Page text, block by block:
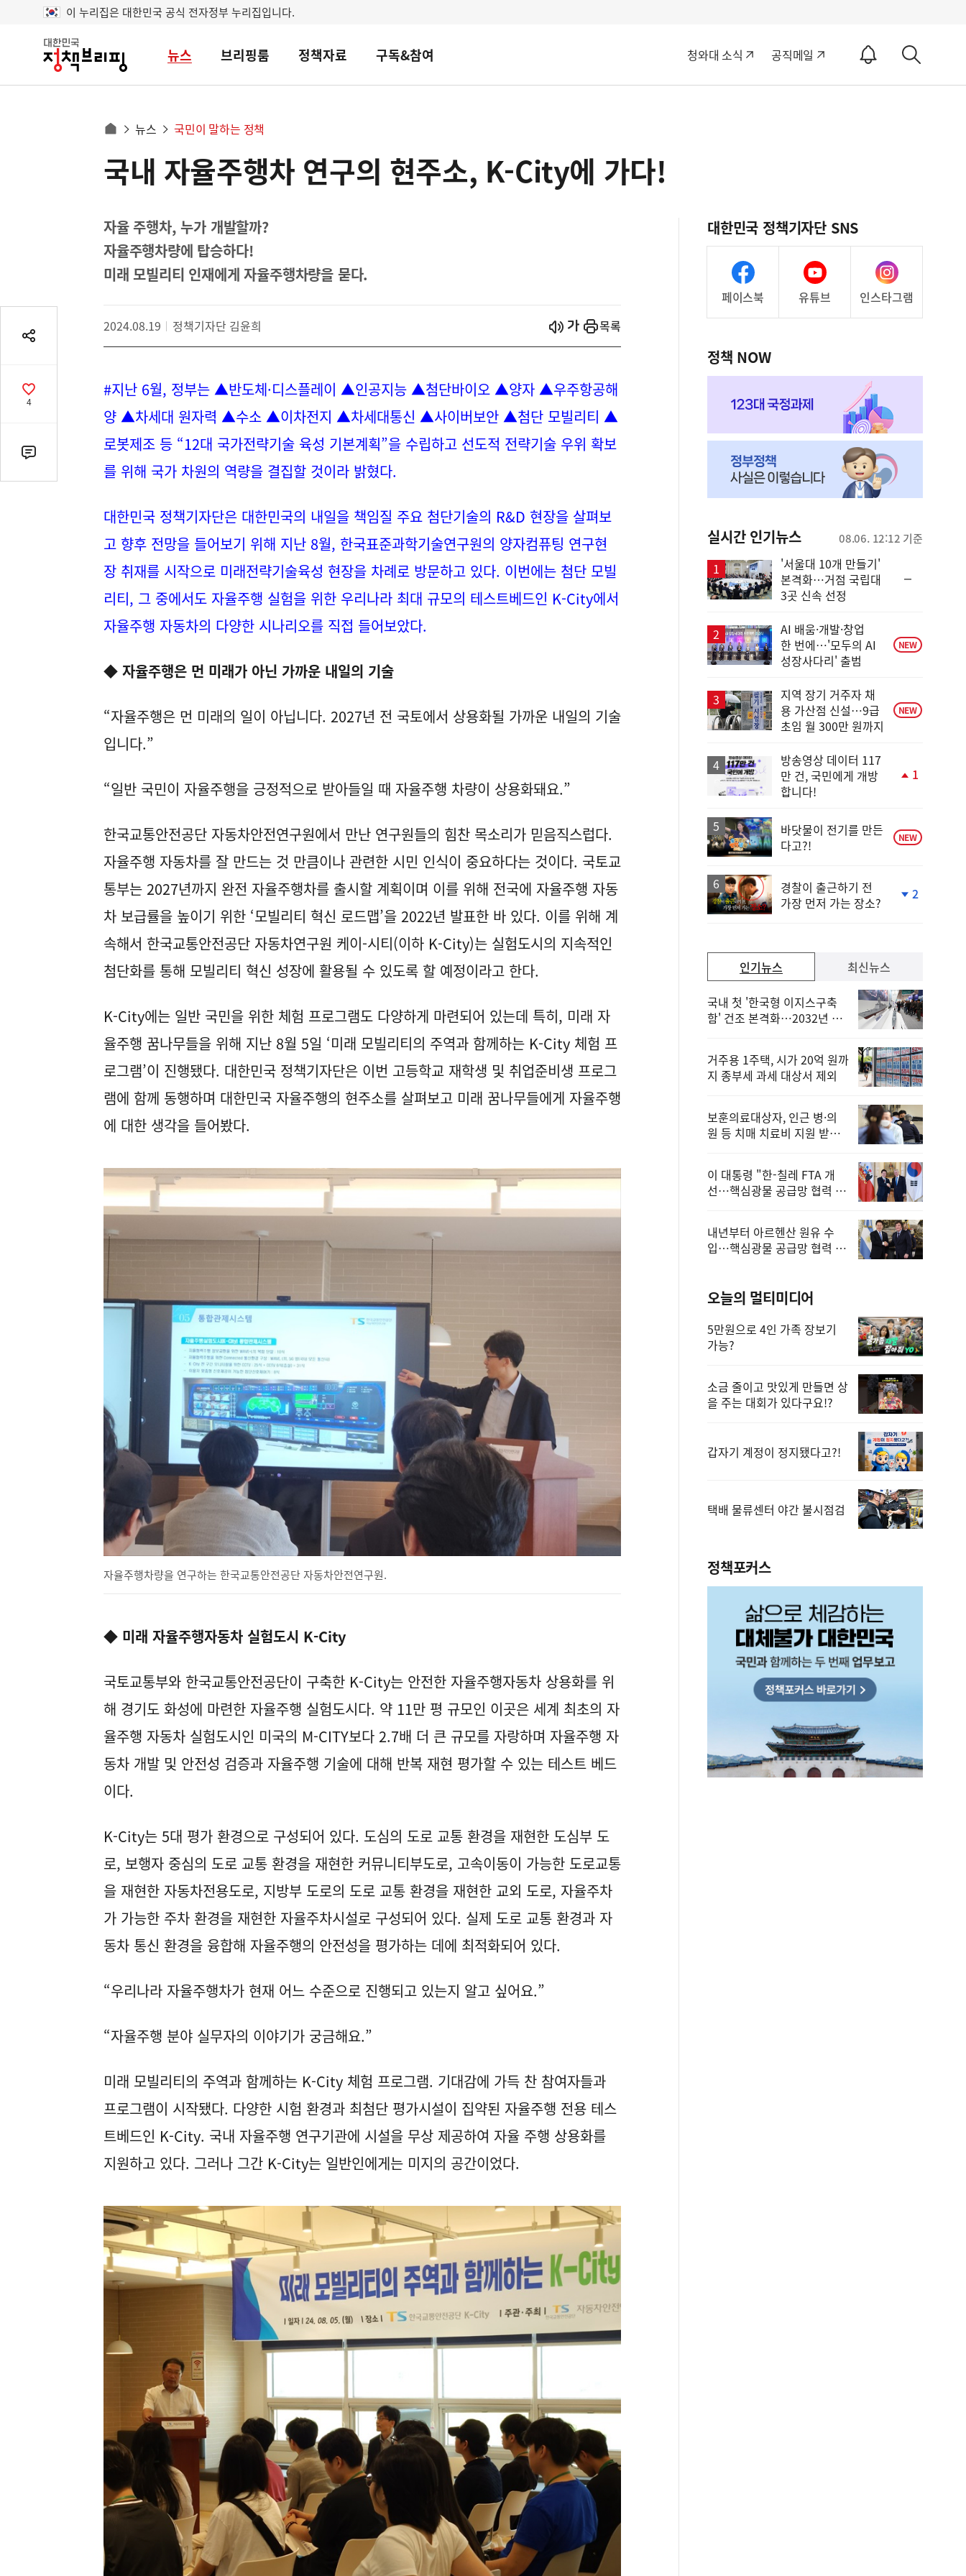
이 누리집은 대한민국 공식 전자정부 누리집입니다.
대
민
뉴스 브리핑룸 정책자료 구독&참여 청와대 소식 공직메일
알
ON
세
으
로
뉴스 국민이 말하는 정책
공
기
공
감
4
댓
글
국내 자율주행차 연구의 현주소, K-City에 가다!
자율 주행차, 누가 개발할까?
자율주행차량에 탑승하다!
미래 모빌리티 인재에게 자율주행차량을 묻다.
2024.08.19 정책기자단 김윤희 시작
열기 목록
#지난 6월, 정부는 ▲반도체·디스플레이 ▲인공지능 ▲첨단바이오 ▲양자 ▲우주항공해
양 ▲차세대 원자력 ▲수소 ▲이차전지 ▲차세대통신 ▲사이버보안 ▲첨단 모빌리티 ▲
로봇제조 등 “12대 국가전략기술 육성 기본계획”을 수립하고 선도적 전략기술 우위 확보
를 위해 국가 차원의 역량을 결집할 것이라 밝혔다.
대한민국 정책기자단은 대한민국의 내일을 책임질 주요 첨단기술의 R&D 현장을 살펴보
고 향후 전망을 들어보기 위해 지난 8월, 한국표준과학기술연구원의 양자컴퓨팅 연구현
장 취재를 시작으로 미래전략기술육성 현장을 차례로 방문하고 있다. 이번에는 첨단 모빌
리티, 그 중에서도 자율주행 실험을 위한 우리나라 최대 규모의 테스트베드인 K-City에서
자율주행 자동차의 다양한 시나리오를 직접 들어보았다.
◆ 자율주행은 먼 미래가 아닌 가까운 내일의 기술
“자율주행은 먼 미래의 일이 아닙니다. 2027년 전 국토에서 상용화될 가까운 내일의 기술
입니다.”
“일반 국민이 자율주행을 긍정적으로 받아들일 때 자율주행 차량이 상용화돼요.”
한국교통안전공단 자동차안전연구원에서 만난 연구원들의 힘찬 목소리가 믿음직스럽다.
자율주행 자동차를 잘 만드는 것 만큼이나 관련한 시민 인식이 중요하다는 것이다. 국토교
통부는 2027년까지 완전 자율주행차를 출시할 계획이며 이를 위해 전국에 자율주행 자동
차 보급률을 높이기 위한 ‘모빌리티 혁신 로드맵’을 2022년 발표한 바 있다. 이를 위해 계
속해서 한국교통안전공단 자동차연구원 케이-시티(이하 K-City)는 실험도시의 지속적인
첨단화를 통해 모빌리티 혁신 성장에 활용될 수 있도록 할 예정이라고 한다.
K-City에는 일반 국민을 위한 체험 프로그램도 다양하게 마련되어 있는데 특히, 미래 자
율주행 꿈나무들을 위해 지난 8월 5일 ‘미래 모빌리티의 주역과 함께하는 K-City 체험 프
로그램’이 진행됐다. 대한민국 정책기자단은 이번 고등학교 재학생 및 취업준비생 프로그
램에 함께 동행하며 대한민국 자율주행의 현주소를 살펴보고 미래 꿈나무들에게 자율주행
에 대한 생각을 들어봤다.
자율주행차량을 연구하는 한국교통안전공단 자동차안전연구원.
◆ 미래 자율주행자동차 실험도시 K-City
국토교통부와 한국교통안전공단이 구축한 K-City는 안전한 자율주행자동차 상용화를 위
해 경기도 화성에 마련한 자율주행 실험도시다. 약 11만 평 규모인 이곳은 세계 최초의 자
율주행 자동차 실험도시인 미국의 M-CITY보다 2.7배 더 큰 규모를 자랑하며 자율주행 자
동차 개발 및 안전성 검증과 자율주행 기술에 대해 반복 재현 평가할 수 있는 테스트 베드
이다.
K-City는 5대 평가 환경으로 구성되어 있다. 도심의 도로 교통 환경을 재현한 도심부 도
로, 보행자 중심의 도로 교통 환경을 재현한 커뮤니티부도로, 고속이동이 가능한 도로교통
을 재현한 자동차전용도로, 지방부 도로의 도로 교통 환경을 재현한 교외 도로, 자율주차
가 가능한 주차 환경을 재현한 자율주차시설로 구성되어 있다. 실제 도로 교통 환경과 자
동차 통신 환경을 융합해 자율주행의 안전성을 평가하는 데에 최적화되어 있다.
“우리나라 자율주행차가 현재 어느 수준으로 진행되고 있는지 알고 싶어요.”
“자율주행 분야 실무자의 이야기가 궁금해요.”
미래 모빌리티의 주역과 함께하는 K-City 체험 프로그램. 기대감에 가득 찬 참여자들과
프로그램이 시작됐다. 다양한 시험 환경과 최첨단 평가시설이 집약된 자율주행 전용 테스
트베드인 K-City. 국내 자율주행 연구기관에 시설을 무상 제공하여 자율 주행 상용화를
지원하고 있다. 그러나 그간 K-City는 일반인에게는 미지의 공간이었다.
대한민국 정책기자단 SNS
페이스북 유튜브 인스타그램
정책 NOW
실시간 인기뉴스 08.06. 12:12 기준
'서울대 10개 만들기'
본격화…거점 국립대
3곳 신속 선정
AI 배움·개발·창업
한 번에…'모두의 AI
성장사다리' 출범
NEW
지역 장기 거주자 채
용 가산점 신설…9급
초임 월 300만 원까지
NEW
방송영상 데이터 117
만 건, 국민에게 개방
합니다!
1
바닷물이 전기를 만든
다고?!
NEW
경찰이 출근하기 전
가장 먼저 가는 장소?
2
인기뉴스
국내 첫 '한국형 이지스구축
함' 건조 본격화…2032년 해
거주용 1주택, 시가 20억 원까
지 종부세 과세 대상서 제외
보훈의료대상자, 인근 병·의
원 등 치매 치료비 지원 받을
이 대통령 "한-칠레 FTA 개
선…핵심광물 공급망 협력 더
내년부터 아르헨산 원유 수
입…핵심광물 공급망 협력 체
최신뉴스
오늘의 멀티미디어
5만원으로 4인 가족 장보기
가능?
소금 줄이고 맛있게 만들면 상
을 주는 대회가 있다구요!?
갑자기 계정이 정지됐다고?!
택배 물류센터 야간 불시점검
정책포커스